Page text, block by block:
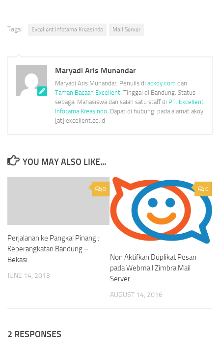
Tags:
Excellent Infotama Kreasindo Mail Server
Maryadi Aris Munandar
Maryadi Aris Munandar, Penulis di ackoy.com dan
Taman Bacaan Excellent. Tinggal di Bandung. Status
sebagai Mahasiswa dan salah satu staff di PT. Excellent
Infotama Kreasindo. Dapat di hubungi pada alamat akoy
[at] excellent.co.id
YOU MAY ALSO LIKE...
0
Perjalanan ke Pangkal Pinang :
Keberangkatan Bandung –
Bekasi
JUNE 14, 2013
0
Non Aktifkan Duplikat Pesan
pada Webmail Zimbra Mail
Server
AUGUST 14, 2016
2 RESPONSES